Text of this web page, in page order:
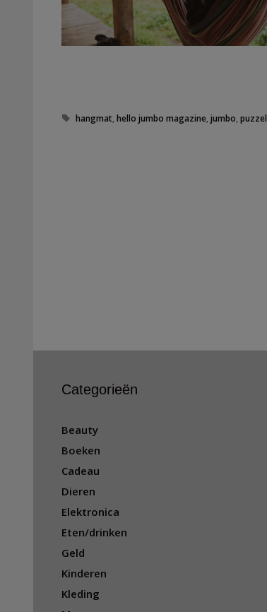
Tags
hangmat,hello jumbo magazine,jumbo,puzzel
Categorieën
Beauty
Boeken
Cadeau
Dieren
Elektronica
Eten/drinken
Geld
Kinderen
Kleding